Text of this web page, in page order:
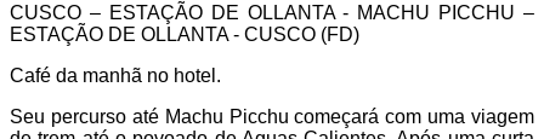
CUSCO – ESTAÇÃO DE OLLANTA - MACHU PICCHU –
ESTAÇÃO DE OLLANTA - CUSCO (FD)
Café da manhã no hotel.
Seu percurso até Machu Picchu começará com uma viagem